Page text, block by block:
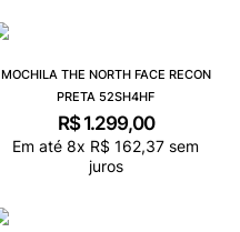
MOCHILA THE NORTH FACE RECON
PRETA 52SH4HF
R$ 1.299,00
Em até 8x R$ 162,37 sem
juros